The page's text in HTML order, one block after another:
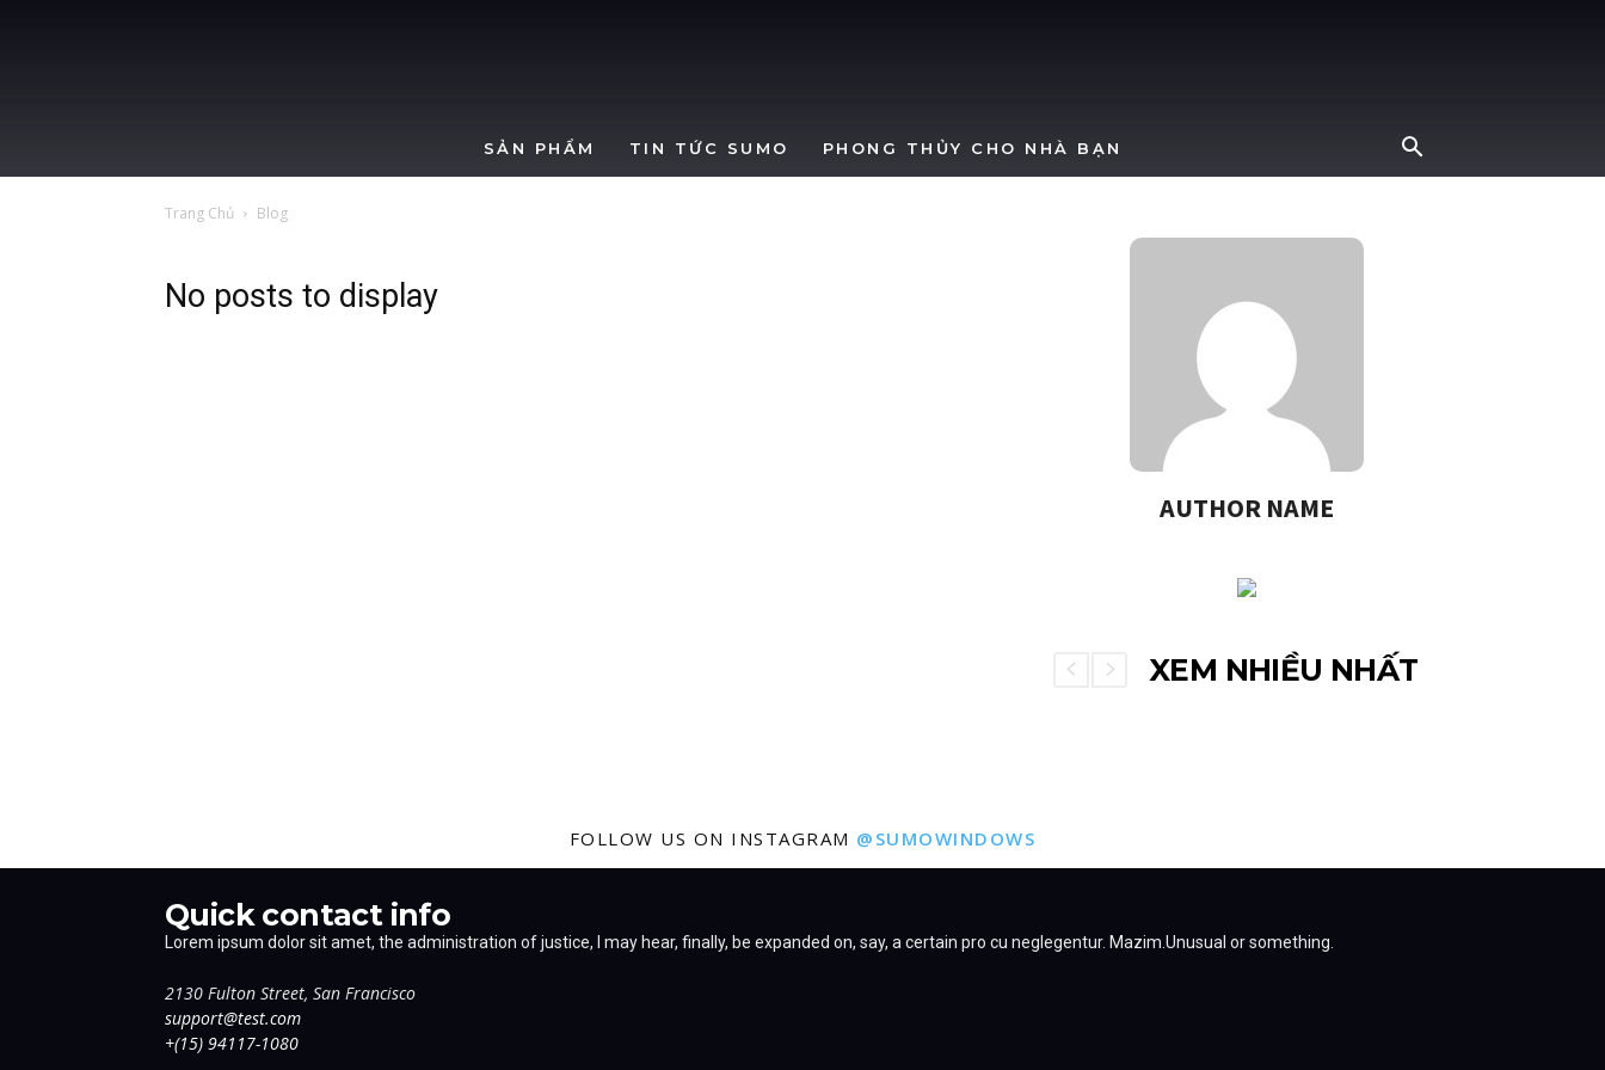
SẢN PHẨM TIN TỨC SUMO PHONG THỦY CHO NHÀ BẠN
Trang Chủ Blog
No posts to display
AUTHOR NAME
XEM NHIỀU NHẤT
FOLLOW US ON INSTAGRAM @SUMOWINDOWS
Quick contact info
Lorem ipsum dolor sit amet, the administration of justice, I may hear, finally, be expanded on, say, a certain pro cu neglegentur. Mazim.Unusual or something.
2130 Fulton Street, San Francisco
support@test.com
+(15) 94117-1080